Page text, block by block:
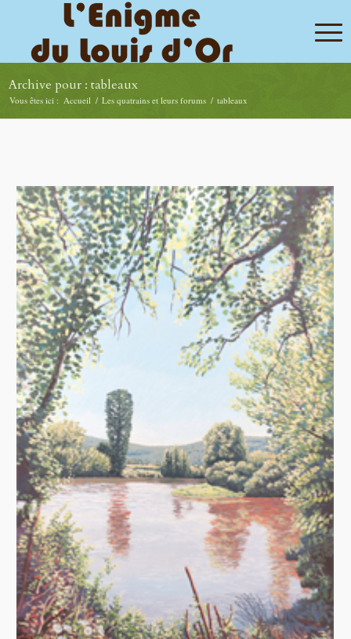
Archive pour : tableaux
Vous êtes ici : Accueil / Les quatrains et leurs forums / tableaux